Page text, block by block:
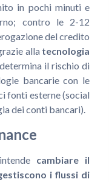
in pochi minuti e
contro le 2-12
del credito
alla tecnologia
il rischio di
bancarie con le
fonti esterne (social
dei conti bancari).
cambiare il
i flussi di